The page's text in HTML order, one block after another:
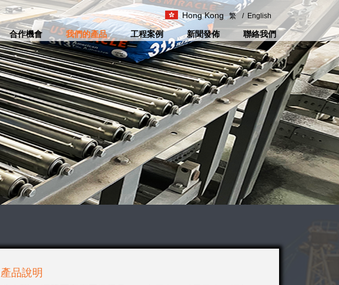
Hong Kong 繁 / English
合作機會 我們的產品 工程案例 新聞發佈 聯絡我們
產品說明